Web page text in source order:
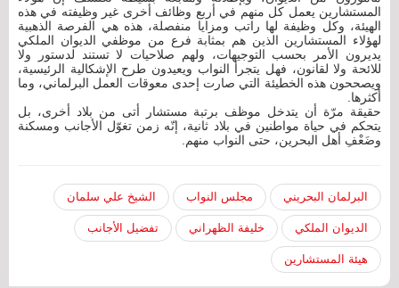
المستشارين يعمل كل منهم في أربع وظائف أخرى غير وظيفته في هذه
الهيئة، وكل وظيفة لها راتب ومزايا منفصلة، هذه هي الفرصة الذهبية
لهؤلاء المستشارين الذين هم بمثابة فرع من موظفي الديوان الملكي
يديرون الأمر بحسب التوجيهات، ولهم صلاحيات لا تستند لدستور ولا
للائحة ولا لقانون، فهل يتجرأ النواب ويعيدون طرح الإشكالية الرئيسية،
ويصححون هذه الخطيئة التي صارت إحدى معوقات العمل البرلماني، وما
أكثرها.
حقيقة مرّة أن يتدخل موظف برتبة مستشار أتى من بلاد أخرى، بل
يتحكم في حياة مواطنين في بلاد ثانية، إنّه زمن تغوّل الأجانب ومسكنة
وضَعْفِ أهل البحرين، حتى النواب منهم.
البرلمان البحريني مجلس النواب الشيخ علي سلمان
الديوان الملكي خليفة الظهراني تفضيل الأجانب
هيئة المستشارين